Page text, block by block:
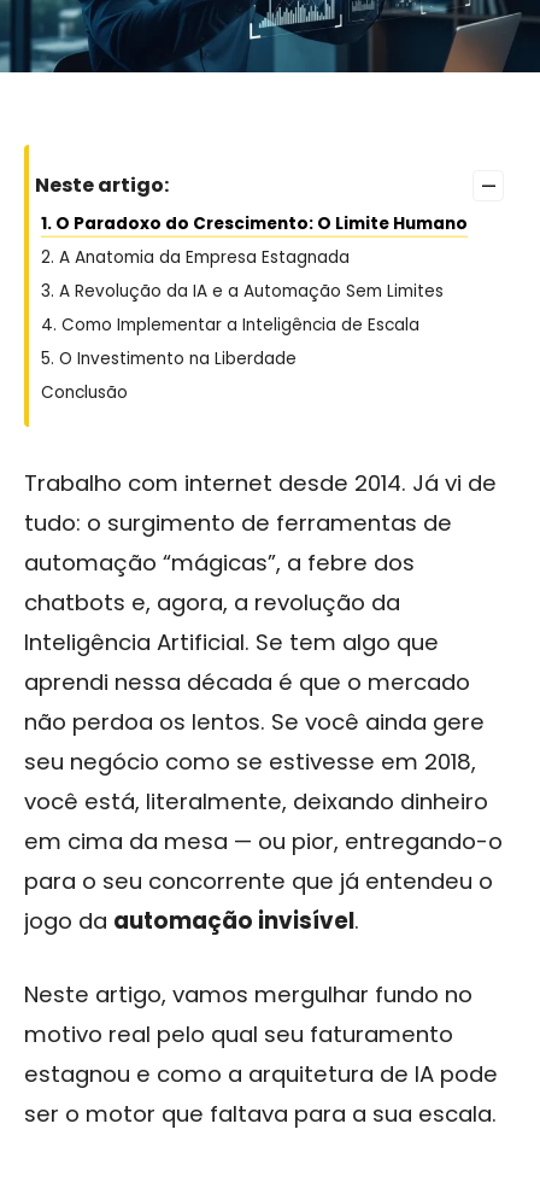
Neste artigo: –
1. O Paradoxo do Crescimento: O Limite Humano
2. A Anatomia da Empresa Estagnada
3. A Revolução da IA e a Automação Sem Limites
4. Como Implementar a Inteligência de Escala
5. O Investimento na Liberdade
Conclusão
Trabalho com internet desde 2014. Já vi de
tudo: o surgimento de ferramentas de
automação “mágicas”, a febre dos
chatbots e, agora, a revolução da
Inteligência Artificial. Se tem algo que
aprendi nessa década é que o mercado
não perdoa os lentos. Se você ainda gere
seu negócio como se estivesse em 2018,
você está, literalmente, deixando dinheiro
em cima da mesa — ou pior, entregando-o
para o seu concorrente que já entendeu o
jogo da automação invisível.
Neste artigo, vamos mergulhar fundo no
motivo real pelo qual seu faturamento
estagnou e como a arquitetura de IA pode
ser o motor que faltava para a sua escala.